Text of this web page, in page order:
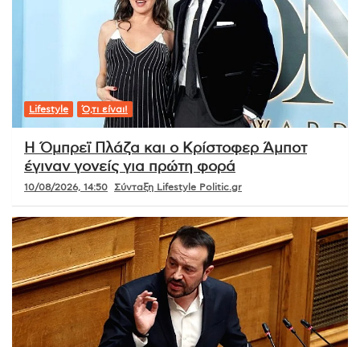
Lifestyle Ό,τι είναι!
Η Όμπρεϊ Πλάζα και ο Κρίστοφερ Άμποτ
έγιναν γονείς για πρώτη φορά
10/08/2026, 14:50 Σύνταξη Lifestyle Politic.gr